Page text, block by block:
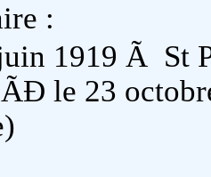
:
1919 Ã St
le 23